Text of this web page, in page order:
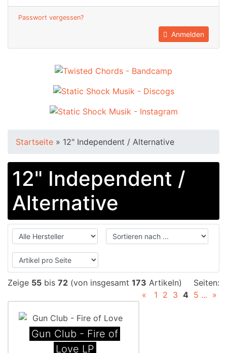
Passwort vergessen?
Anmelden
Startseite » 12" Independent / Alternative
12" Independent /
Alternative
Zeige 55 bis 72 (von insgesamt 173 Artikeln)
Seiten:
«
1 2 3 4 5 ... »
Gun Club - Fire of
Love LP